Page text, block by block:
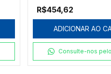
R$454,62
ADICIONAR AO
Consulte-nos